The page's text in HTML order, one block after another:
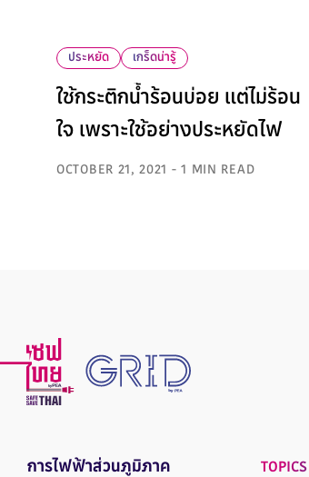
ประหยัด เกร็ดน่ารู้
ใช้กระติกน้ำร้อนบ่อย แต่ไม่ร้อน
ใจ เพราะใช้อย่างประหยัดไฟ
OCTOBER 21, 2021 - 1 MIN READ
การไฟฟ้าส่วนภูมิภาค
TOPICS